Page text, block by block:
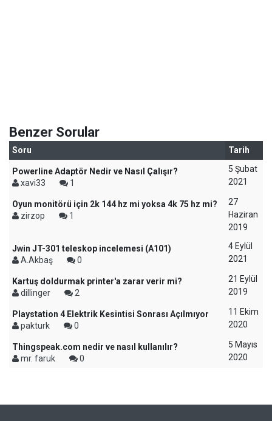
Benzer Sorular
Soru Tarih
Powerline Adaptör Nedir ve Nasıl Çalışır?
xavi33
1
5 Şubat
2021
Oyun monitörü için 2k 144 hz mi yoksa 4k 75 hz mi?
zirzop
1
27
Haziran
2019
Jwin JT-301 teleskop incelemesi (A101)
A.Akbaş
0
4 Eylül
2021
Kartuş doldurmak printer'a zarar verir mi?
dillinger
2
21 Eylül
2019
Playstation 4 Elektrik Kesintisi Sonrası Açılmıyor
pakturk
0
11 Ekim
2020
Thingspeak.com nedir ve nasıl kullanılır?
mr. faruk
0
5 Mayıs
2020